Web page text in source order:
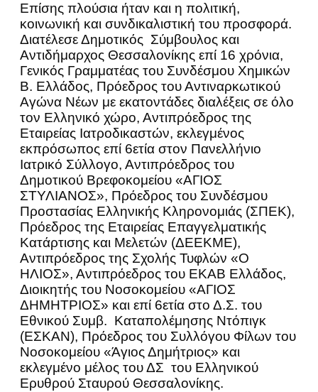
Επίσης πλούσια ήταν και η πολιτική,
κοινωνική και συνδικαλιστική του προσφορά.
Διατέλεσε Δημοτικός Σύμβουλος και
Αντιδήμαρχος Θεσσαλονίκης επί 16 χρόνια,
Γενικός Γραμματέας του Συνδέσμου Χημικών
Β. Ελλάδος, Πρόεδρος του Αντιναρκωτικού
Αγώνα Νέων με εκατοντάδες διαλέξεις σε όλο
τον Ελληνικό χώρο, Αντιπρόεδρος της
Εταιρείας Ιατροδικαστών, εκλεγμένος
εκπρόσωπος επί 6ετία στον Πανελλήνιο
Ιατρικό Σύλλογο, Αντιπρόεδρος του
Δημοτικού Βρεφοκομείου «ΑΓΙΟΣ
ΣΤΥΛΙΑΝΟΣ», Πρόεδρος του Συνδέσμου
Προστασίας Ελληνικής Κληρονομιάς (ΣΠΕΚ),
Πρόεδρος της Εταιρείας Επαγγελματικής
Κατάρτισης και Μελετών (ΔΕΕΚΜΕ),
Αντιπρόεδρος της Σχολής Τυφλών «Ο
ΗΛΙΟΣ», Αντιπρόεδρος του ΕΚΑΒ Ελλάδος,
Διοικητής του Νοσοκομείου «ΑΓΙΟΣ
ΔΗΜΗΤΡΙΟΣ» και επί 6ετία στο Δ.Σ. του
Εθνικού Συμβ. Καταπολέμησης Ντόπιγκ
(ΕΣΚΑΝ), Πρόεδρος του Συλλόγου Φίλων του
Νοσοκομείου «Άγιος Δημήτριος» και
εκλεγμένο μέλος του ΔΣ του Ελληνικού
Ερυθρού Σταυρού Θεσσαλονίκης.